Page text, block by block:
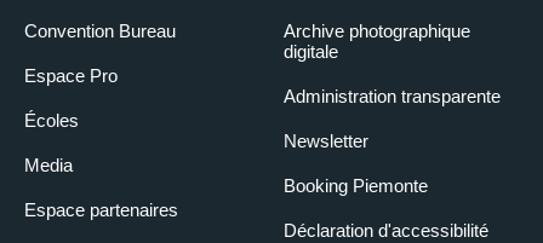
Convention Bureau
Espace Pro
Écoles
Media
Espace partenaires
Archive photographique
digitale
Administration transparente
Newsletter
Booking Piemonte
Déclaration d'accessibilité